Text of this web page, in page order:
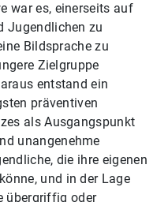
war es, einerseits auf
Jugendlichen zu
Bildsprache zu
Zielgruppe
entstand ein
präventiven
als Ausgangspunkt
unangenehme
die ihre eigenen
und in der Lage
übergriffig oder